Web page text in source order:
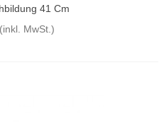
41 Cm
(inkl. MwSt.)